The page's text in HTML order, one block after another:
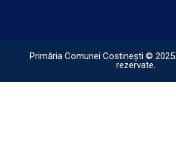
Primăria Comunei Costinești ©
rezervate.